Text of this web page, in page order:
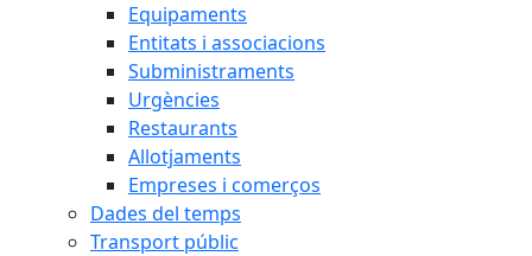
Equipaments
Entitats i associacions
Subministraments
Urgències
Restaurants
Allotjaments
Empreses i comerços
Dades del temps
Transport públic